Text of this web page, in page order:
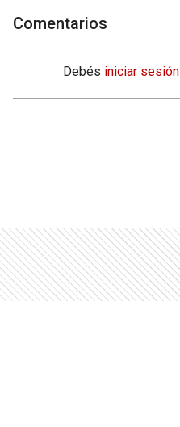
Comentarios
Debés iniciar sesión